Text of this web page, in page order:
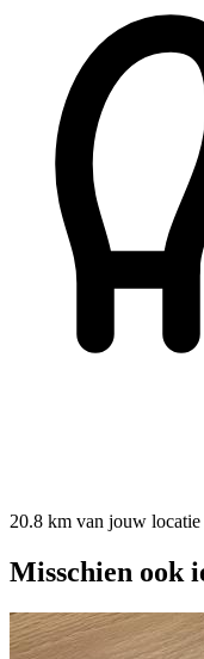
20.8 km van jouw locatie
Misschien ook